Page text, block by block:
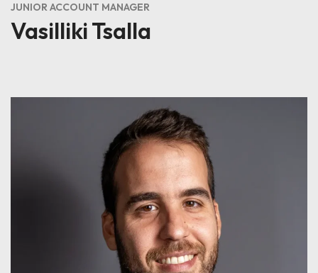
JUNIOR ACCOUNT MANAGER
Vasilliki Tsalla